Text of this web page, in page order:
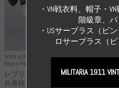
WWII GERMANY
Repro Hat and Cap SS and WSS
レプリカ 武装親衛隊 WSS 歩
兵将校 クラッシュキャップ ...
・VN戦衣料、帽子・
階級章、
・USサーブラス（ビ
ロサープラス（ビ
MILITARIA 1911